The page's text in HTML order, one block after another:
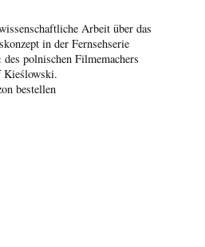
Arbeit über das
in der Fernsehserie
des polnischen Filmemachers
Kieślowski.
bestellen